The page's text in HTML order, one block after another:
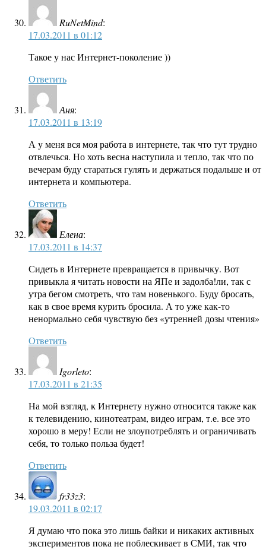
RuNetMind:
17.03.2011 в 01:12
Такое у нас Интернет-поколение ))
Ответить
Аня:
17.03.2011 в 13:19
А у меня вся моя работа в интернете, так что тут трудно
отвлечься. Но хоть весна наступила и тепло, так что по
вечерам буду стараться гулять и держаться подальше и от
интернета и компьютера.
Ответить
Елена:
17.03.2011 в 14:37
Сидеть в Интернете превращается в привычку. Вот
привыкла я читать новости на ЯПе и задолба!ли, так с
утра бегом смотреть, что там новенького. Буду бросать,
как в свое время курить бросила. А то уже как-то
ненормально себя чувствую без «утренней дозы чтения»
Ответить
Igorleto:
17.03.2011 в 21:35
На мой взгляд, к Интернету нужно относится также как
к телевидению, кинотеатрам, видео играм, т.е. все это
хорошо в меру! Если не злоупотреблять и ограничивать
себя, то только польза будет!
Ответить
fr33z3:
19.03.2011 в 02:17
Я думаю что пока это лишь байки и никаких активных
экспериментов пока не поблескивает в СМИ, так что